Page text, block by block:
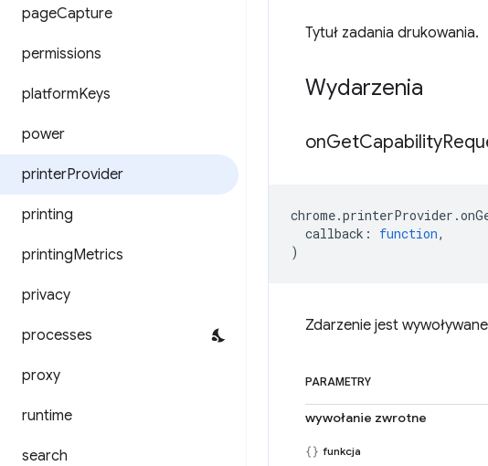
pageCapture
permissions
platformKeys
power
printerProvider
printing
printingMetrics
privacy
processes
proxy
runtime
search
Tytuł zadania drukowania.
Wydarzenia
onGetCapability
chrome.printerProvider .
callback : function,
)
Zdarzenie jest
PARAMETRY
wywołanie zwrotne
funkcja